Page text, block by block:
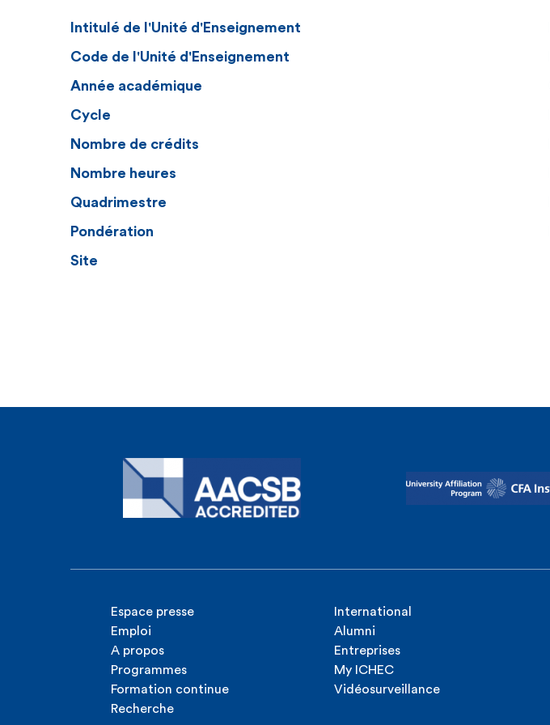
Intitulé de l'Unité d'Enseignement
Code de l'Unité d'Enseignement
Année académique
Cycle
Nombre de crédits
Nombre heures
Quadrimestre
Pondération
Site
Espace presse
Emploi
A propos
Programmes
Formation continue
Recherche
International
Alumni
Entreprises
My ICHEC
Vidéosurveillance